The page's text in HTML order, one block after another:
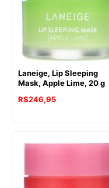
Laneige, Lip Sleeping
Mask, Apple Lime, 20 g
R$246,95